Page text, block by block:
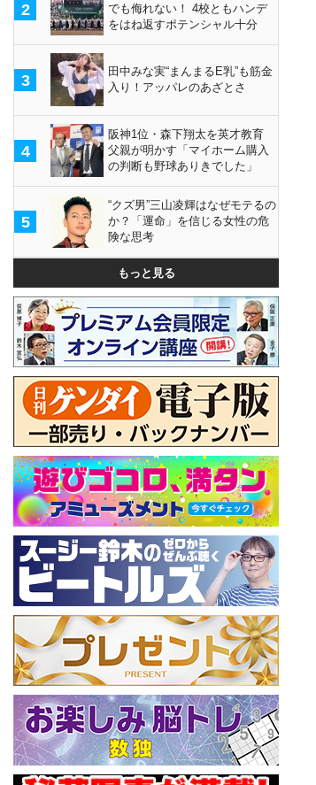
2
でも侮れない！ 4校ともハンデ
をはね返すポテンシャル十分
3
田中みな実“まんまるE乳”も筋金
入り！アッパレのあざとさ
4
阪神1位・森下翔太を英才教育
父親が明かす「マイホーム購入
の判断も野球ありきでした」
5
“クズ男”三山凌輝はなぜモテるの
か？「運命」を信じる女性の危
険な思考
もっと見る